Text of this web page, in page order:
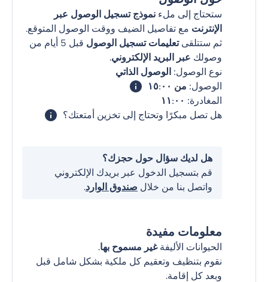
ستحتاج إلى ملء نموذج تسجيل الوصول عبر
الإنترنت مع تفاصيل الضيف ووقت الوصول المتوقع.
ثم ستتلقىتعليمات تسجيل الوصول
قبل 5 أيام من
وصولك عبر البريد الإلكتروني.
نوع الوصول: الوصول الذاتي
الوصول: من ١٥:٠٠
المغادرة: ١١:٠٠
هل تصل مبكرًا وتحتاج إلى تخزين أمتعتك؟
هل لديك سؤال حول حجزك؟
قم بتسجيل الدخول عبر بريدك الإلكتروني
واتصل بنا من خلال صندوق الوارد.
معلومات مفيدة
الحيوانات الأليفةغير مسموح بها.
نقوم بتنظيف وتعقيم كل ملكية بشكل شامل قبل
وبعد كل إقامة.